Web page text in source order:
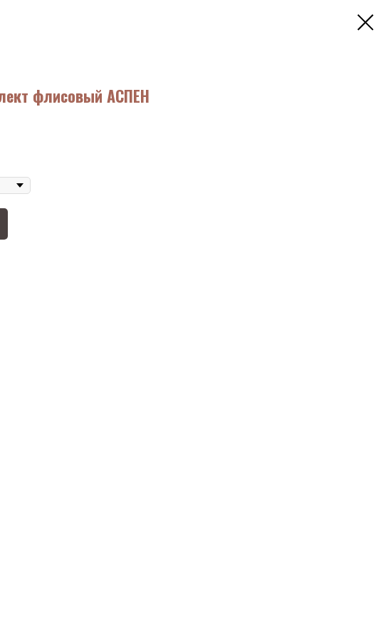
флисовый АСПЕН